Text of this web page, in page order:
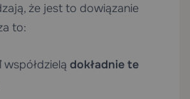
że jest to dowiązanie
to:
współdzielą dokładnie te